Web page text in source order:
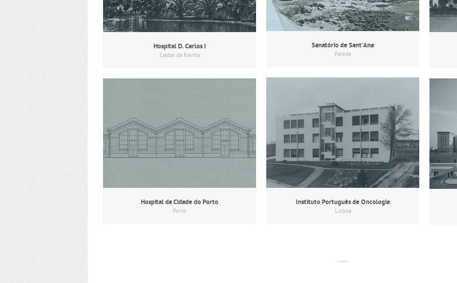
Sanatório de Sant’Ana
Parede
Hospital D. Carlos I
Caldas da Rainha
Instituto Português de Oncologia
Lisboa
Hospital da Cidade do Porto
Porto